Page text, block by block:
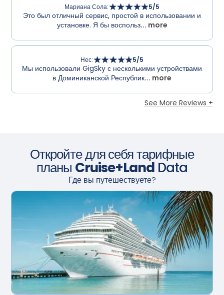
Мариана Сола: 5/5
Это был отличный сервис, простой в использовании и
установке. Я бы воспольз... more
Нес: 5/5
Мы использовали GigSky с несколькими устройствами
в Доминиканской Республик... more
See More Reviews +
Откройте для себя тарифные
планы Cruise+LandData
Где вы путешествуете?